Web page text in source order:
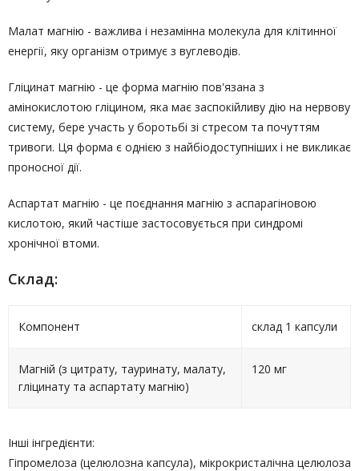
Малат магнію - важлива і незамінна молекула для клітинної
енергії, яку організм отримує з вуглеводів.
Гліцинат магнію - це форма магнію пов'язана з
амінокислотою гліцином, яка має заспокійливу дію на нервову
систему, бере участь у боротьбі зі стресом та почуттям
тривоги. Ця форма є однією з найбіодоступніших і не викликає
проносної дії.
Аспартат магнію - це поєднання магнію з аспарагіновою
кислотою, який частіше застосовується при синдромі
хронічної втоми.
Склад:
Компонент склад 1 капсули
Магній (з цитрату, тауринату, малату,
гліцинату та аспартату магнію)
120 мг
Інші інгредієнти:
Гіпромелоза (целюлозна капсула), мікрокристалічна целюлоза